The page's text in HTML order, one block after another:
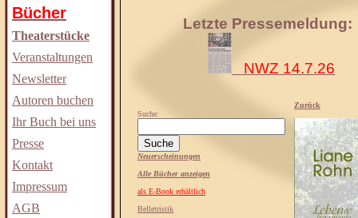
Bücher
Theaterstücke
Veranstaltungen
Newsletter
Autoren buchen
Ihr Buch bei uns
Presse
Kontakt
Impressum
AGB
Letzte Pressemeldung:
NWZ 14.7.26
Suche:
Neuerscheinungen
Alle Bücher anzeigen
als E-Book erhältlich
Belletristik
Zurück